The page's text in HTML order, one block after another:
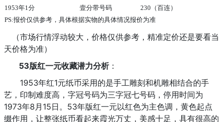
1953年1分
壹分带号码
230（百连）
PS:报价仅供参考，具体根据实物的具体情况报价为准
（市场行情浮动较大，价格仅供参考，精准定价还是要看当
天价格为准）
53版红一元收藏潜力分析：
1953年红1元纸币采用的是手工雕刻和机雕相结合的手
艺，印制难度高，字冠号码为三字冠七号码，停用时间为
1973年8月15日。53年版红一元以红色为主色调，黄色起点
缀作用，让整张纸币看起来霞光万丈，美感十足，具有很高的